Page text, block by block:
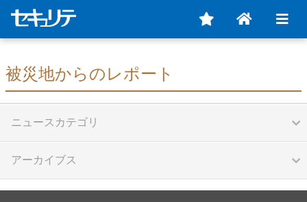
被災地からのレポート
ニュースカテゴリ
アーカイブス